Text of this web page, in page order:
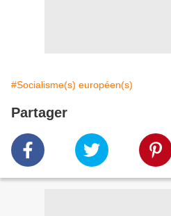
#Socialisme(s) européen(s)
Partager